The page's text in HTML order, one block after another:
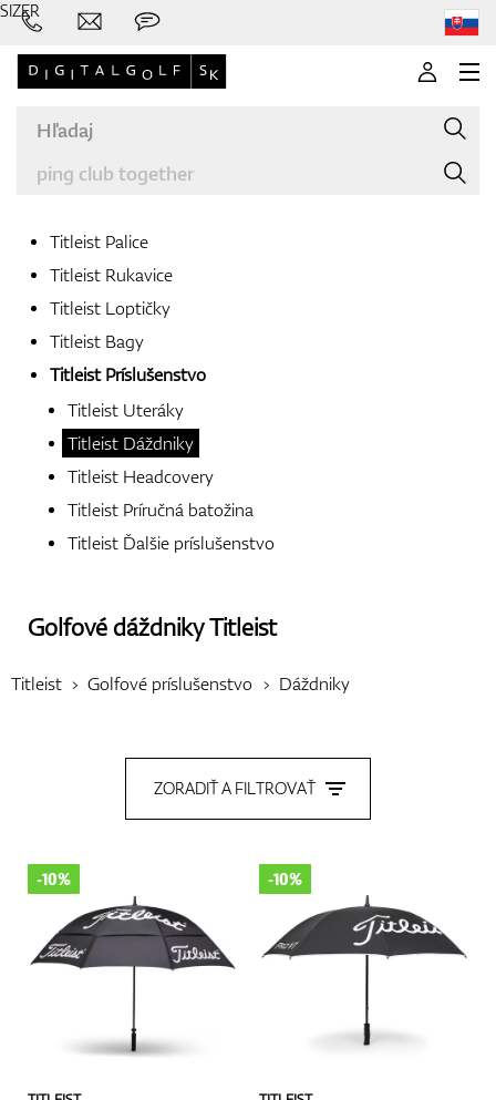
Titleist Palice
Titleist Rukavice
Titleist Loptičky
Titleist Bagy
Titleist Príslušenstvo
Titleist Uteráky
Titleist Dáždniky
Titleist Headcovery
Titleist Príručná batožina
Titleist Ďalšie príslušenstvo
Golfové dáždnikyTitleist
Titleist Golfové príslušenstvo Dáždniky
ZORADIŤ A FILTROVAŤ
-10% -10%
SIZER